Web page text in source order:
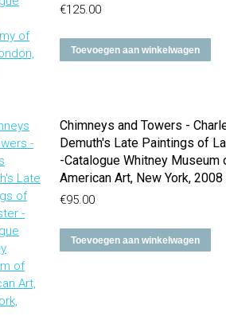
€125.00
Toevoegen aan winkelwagen
Chimneys and Towers -
Demuth's Late Paintings of
-Catalogue Whitney Museum
American Art, New York, 2008
€95.00
Toevoegen aan winkelwagen